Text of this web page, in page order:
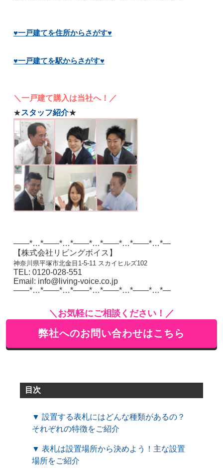
♥一戸建てを住所からさがす♥
♥一戸建てを駅からさがす♥
＼一戸建て購入は当社へ！／
★スタッフ紹介★
——*…*——*…*——*…*——*…*——*…*—
【株式会社リビングボイス】
神奈川県平塚市北金目1-5-11 スカイヒルズ102
TEL: 0120-028-551
Email: info@living-voice.co.jp
——*…*——*…*——*…*——*…*——*…*—
＼お気軽にご相談ください！／
弊社へのお問い合わせはこちら
目次
▼ 設置する表札にはどんな種類があるの？
それぞれの特徴をご紹介
▼ 表札は設置場所から決めよう！主な設置
場所をご紹介